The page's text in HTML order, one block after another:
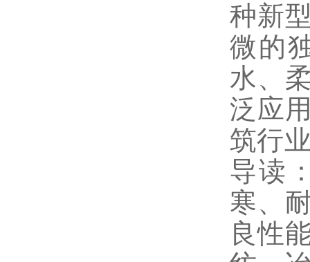
种新
微的
水、
泛应
筑行
导读
寒、
良性